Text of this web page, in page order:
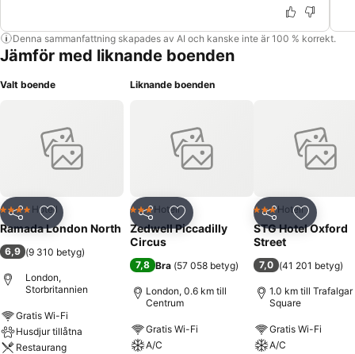
Denna sammanfattning skapades av AI och kanske inte är 100 % korrekt.
Jämför med liknande boenden
Valt boende
Dela Lägg till i Mina Favoriter
4 StjärnorHotell
Ramada London North
6,9 (9 310 betyg)
London,
Storbritannien
Gratis Wi-Fi
Husdjur tillåtna
Restaurang
Liknande boenden
Dela Lägg till i Mina Favoriter
3 Stjärnor
Hotell
Zedwell Piccadilly
Circus
7,8 Bra (57 058 betyg)
London, 0.6 km till
Centrum
Gratis Wi-Fi
A/C
Dela Lägg till
3 Stjärnor
Hotell
STG Hotel Oxford
Street
7,0 (41 201 betyg)
1.0 km till Trafalgar
Square
Gratis Wi-Fi
A/C